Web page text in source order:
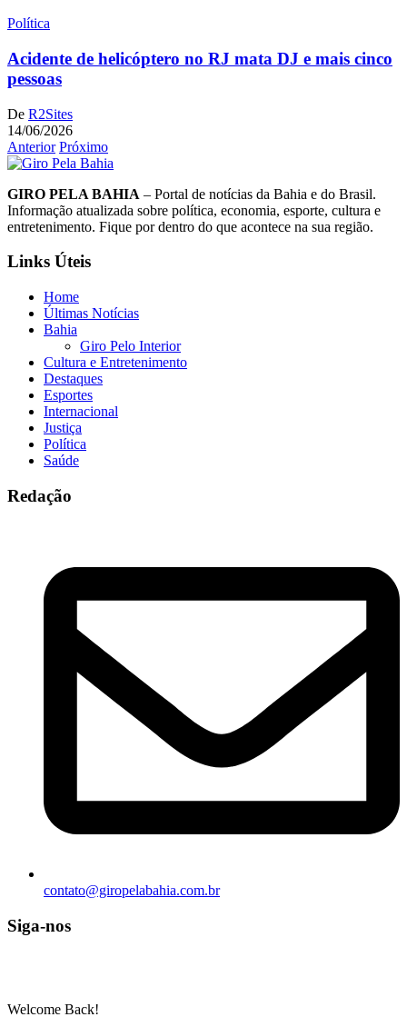
Política
Acidente de helicóptero no RJ mata DJ e mais cinco
pessoas
De R2Sites
14/06/2026
Anterior Próximo
GIRO PELA BAHIA – Portal de notícias da Bahia e do Brasil.
Informação atualizada sobre política, economia, esporte, cultura e
entretenimento. Fique por dentro do que acontece na sua região.
Links Úteis
Home
Últimas Notícias
Bahia
Giro Pelo Interior
Cultura e Entretenimento
Destaques
Esportes
Internacional
Justiça
Política
Saúde
Redação
contato@giropelabahia.com.br
Siga-nos
Welcome Back!